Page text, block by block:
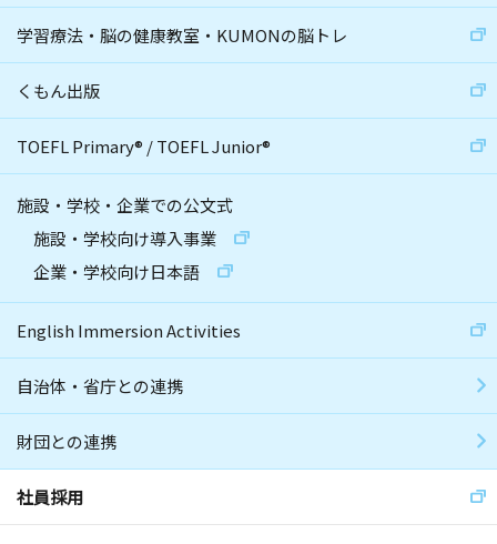
学習療法・脳の健康教室・KUMONの脳トレ
くもん出版
TOEFL Primary® /TOEFL Junior®
施設・学校・企業での公文式
施設・学校向け導入事業
企業・学校向け日本語
English Immersion Activities
自治体・省庁との連携
財団との連携
社員採用